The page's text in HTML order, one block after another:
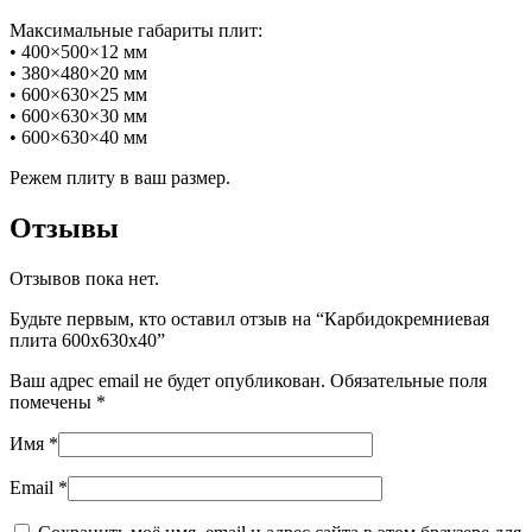
Максимальные габариты плит:
• 400×500×12 мм
• 380×480×20 мм
• 600×630×25 мм
• 600×630×30 мм
• 600×630×40 мм
Режем плиту в ваш размер.
Отзывы
Отзывов пока нет.
Будьте первым, кто оставил отзыв на “Карбидокремниевая
плита 600х630х40”
Ваш адрес email не будет опубликован. Обязательные поля
помечены *
Имя *
Email *